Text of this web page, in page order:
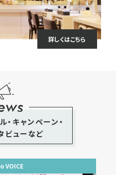
詳しくはこちら
・キャンペーン・
ビューなど
VOICE